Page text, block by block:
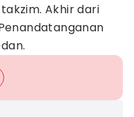
Akhir dari